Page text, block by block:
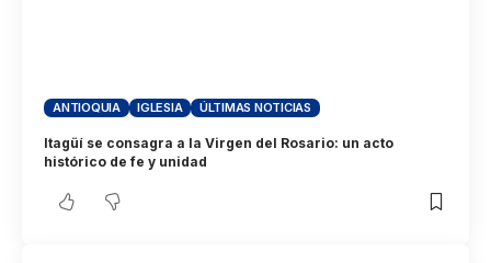
ANTIOQUIA IGLESIA ÚLTIMAS NOTICIAS
Itagüí se consagra a la Virgen del Rosario: un acto
histórico de fe y unidad